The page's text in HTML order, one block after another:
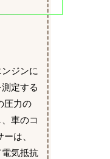
ジンに
定する
圧力の
車のコ
は、
気抵抗